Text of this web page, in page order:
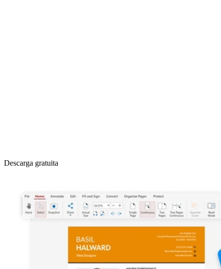
Descarga gratuita